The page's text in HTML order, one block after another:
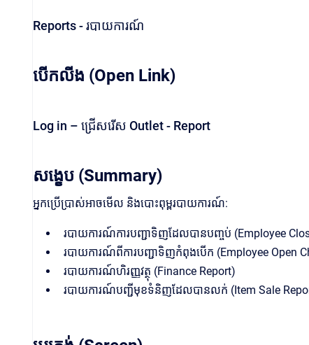
Reports - របាយការណ៍
បើកលីង (Open Link)
Log in – ជ្រើសរើស Outlet - Report
សង្ខេប (Summary)
អ្នកប្រើប្រាស់អាចមើល និងបោះពុម្ពរបាយការណ៍:
របាយការណ៍ការបញ្ជាទិញដែលបានបញ្ចប់ (Employee
របាយការណ៍ពីការបញ្ជាទិញកំពុងបើក (Employee Open
របាយការណ៍ហិរញ្ញវត្ថុ (Finance Report)
របាយការណ៍​បញ្ជី​មុខទំនិញ​ដែល​បាន​លក់ (Item Sale